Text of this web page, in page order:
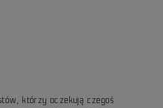
którzy oczekują czegoś